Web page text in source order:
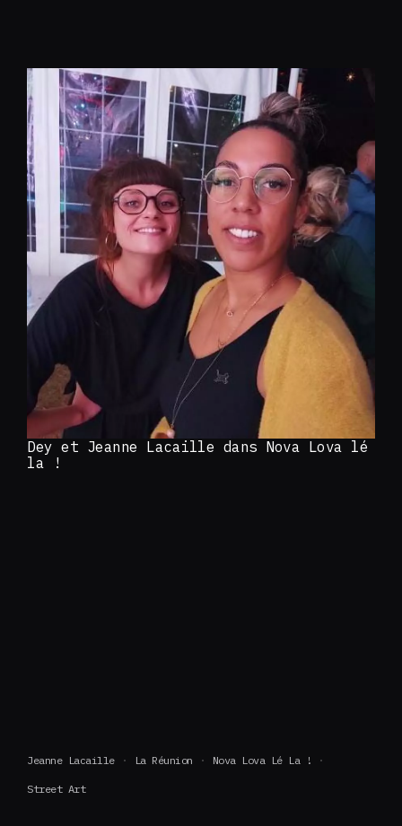
Dey et Jeanne Lacaille dans Nova Lova lé
la !
Jeanne Lacaille La Réunion Nova Lova Lé La !
Street Art